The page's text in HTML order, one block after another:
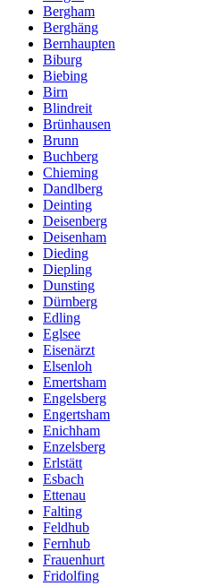
Bergham
Berghäng
Bernhaupten
Biburg
Biebing
Birn
Blindreit
Brünhausen
Brunn
Buchberg
Chieming
Dandlberg
Deinting
Deisenberg
Deisenham
Dieding
Diepling
Dunsting
Dürnberg
Edling
Eglsee
Eisenärzt
Elsenloh
Emertsham
Engelsberg
Engertsham
Enichham
Enzelsberg
Erlstätt
Esbach
Ettenau
Falting
Feldhub
Fernhub
Frauenhurt
Fridolfing